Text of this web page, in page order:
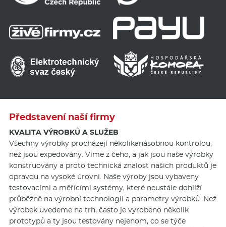
Představení naší firmy
KVALITA VÝROBKŮ A SLUŽEB
Všechny výrobky procházejí několikanásobnou kontrolou,
než jsou expedovány. Víme z čeho, a jak jsou naše výrobky
konstruovány a proto technická znalost našich produktů je
opravdu na vysoké úrovni. Naše výroby jsou vybaveny
testovacími a měřícími systémy, které neustále dohlíží
průběžně na výrobní technologii a parametry výrobků. Než
výrobek uvedeme na trh, často je vyrobeno několik
prototypů a ty jsou testovány nejenom, co se týče